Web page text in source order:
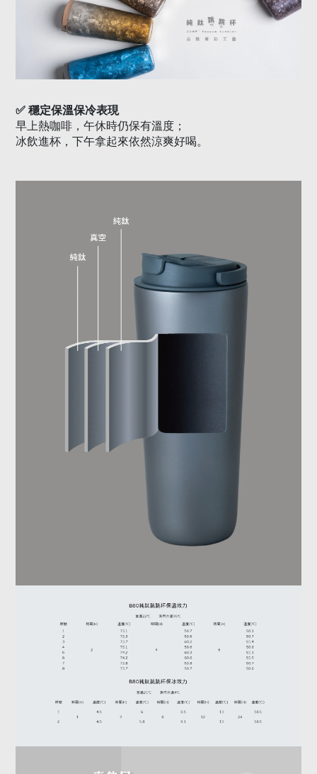
穩定保溫保冷表現
早上熱咖啡，午休時仍保有溫度；
冰飲進杯，下午拿起來依然涼爽好喝。